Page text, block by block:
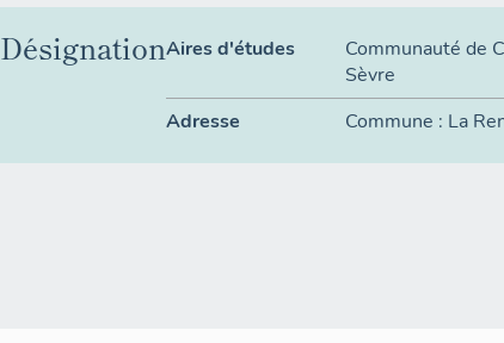
DésignationAires d'études
Communauté de
Sèvre
Adresse
Commune : La